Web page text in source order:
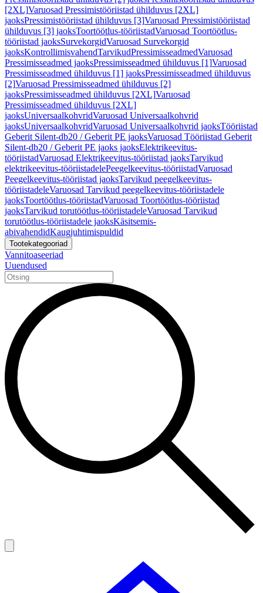
[2XL]Varuosad Pressimistööriistad ühilduvus [2XL]
jaoksPressimistööriistad ühilduvus [3]Varuosad Pressimistööriistad
ühilduvus [3] jaoksToortöötlus-tööriistadVaruosad Toortöötlus-
tööriistad jaoksSurvekorgidVaruosad Survekorgid
jaoksKontrollimisvahendTarvikudPressimisseadmedVaruosad
Pressimisseadmed jaoksPressimisseadmed ühilduvus [1]Varuosad
Pressimisseadmed ühilduvus [1] jaoksPressimisseadmed ühilduvus
[2]Varuosad Pressimisseadmed ühilduvus [2]
jaoksPressimisseadmed ühilduvus [2XL]Varuosad
Pressimisseadmed ühilduvus [2XL]
jaoksUniversaalkohvridVaruosad Universaalkohvrid
jaoksUniversaalkohvridVaruosad Universaalkohvrid jaoksTööriistad
Geberit Silent-db20 / Geberit PE jaoksVaruosad Tööriistad Geberit
Silent-db20 / Geberit PE jaoks jaoksElektrikeevitus-
tööriistadVaruosad Elektrikeevitus-tööriistad jaoksTarvikud
elektrikeevitus-tööriistadelePeegelkeevitus-tööriistadVaruosad
Peegelkeevitus-tööriistad jaoksTarvikud peegelkeevitus-
tööriistadeleVaruosad Tarvikud peegelkeevitus-tööriistadele
jaoksToortöötlus-tööriistadVaruosad Toortöötlus-tööriistad
jaoksTarvikud torutöötlus-tööriistadeleVaruosad Tarvikud
torutöötlus-tööriistadele jaoksKäsitsemis-
abivahendidKaugjuhtimispuldid
Tootekategooriad
Vannitoaseeriad
Uuendused